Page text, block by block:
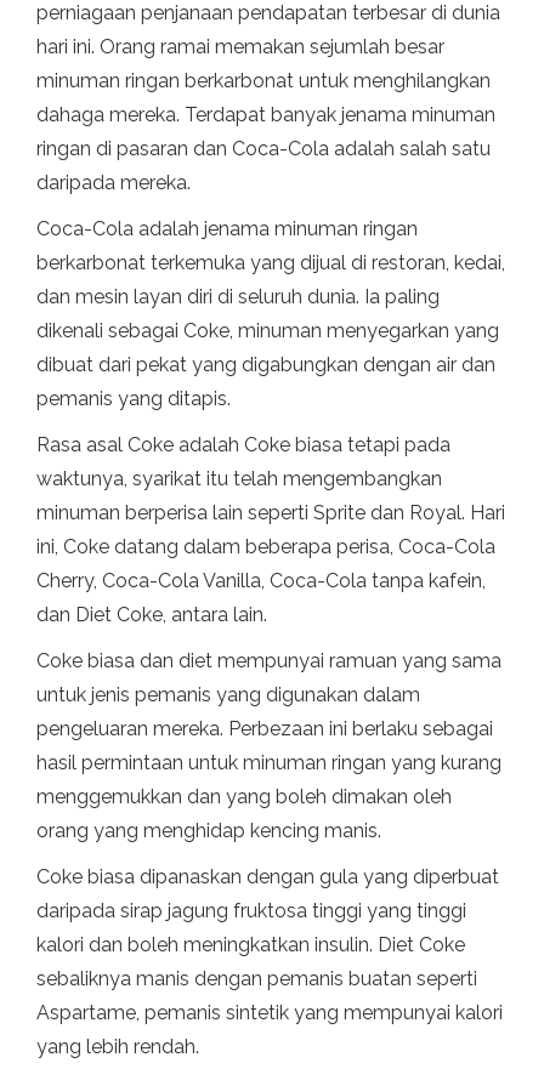
perniagaan penjanaan pendapatan terbesar di dunia
hari ini. Orang ramai memakan sejumlah besar
minuman ringan berkarbonat untuk menghilangkan
dahaga mereka. Terdapat banyak jenama minuman
ringan di pasaran dan Coca-Cola adalah salah satu
daripada mereka.
Coca-Cola adalah jenama minuman ringan
berkarbonat terkemuka yang dijual di restoran, kedai,
dan mesin layan diri di seluruh dunia. Ia paling
dikenali sebagai Coke, minuman menyegarkan yang
dibuat dari pekat yang digabungkan dengan air dan
pemanis yang ditapis.
Rasa asal Coke adalah Coke biasa tetapi pada
waktunya, syarikat itu telah mengembangkan
minuman berperisa lain seperti Sprite dan Royal. Hari
ini, Coke datang dalam beberapa perisa, Coca-Cola
Cherry, Coca-Cola Vanilla, Coca-Cola tanpa kafein,
dan Diet Coke, antara lain.
Coke biasa dan diet mempunyai ramuan yang sama
untuk jenis pemanis yang digunakan dalam
pengeluaran mereka. Perbezaan ini berlaku sebagai
hasil permintaan untuk minuman ringan yang kurang
menggemukkan dan yang boleh dimakan oleh
orang yang menghidap kencing manis.
Coke biasa dipanaskan dengan gula yang diperbuat
daripada sirap jagung fruktosa tinggi yang tinggi
kalori dan boleh meningkatkan insulin. Diet Coke
sebaliknya manis dengan pemanis buatan seperti
Aspartame, pemanis sintetik yang mempunyai kalori
yang lebih rendah.